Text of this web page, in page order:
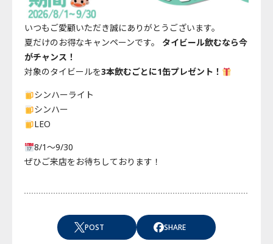
いつもご愛顧いただき誠にありがとうございます。
夏だけのお得なキャンペーンです。 タイビール飲むなら今
がチャンス！
対象のタイビールを3本飲むごとに1缶プレゼント！
シンハーライト
シンハー
LEO
8/1～9/30
ぜひご来店をお待ちしております！
POST SHARE